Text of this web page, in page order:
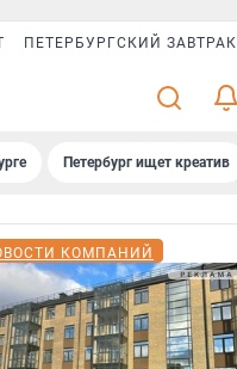
ПЕТЕРБУРГСКИЙ ЗАВТРАК
Петербург ищет креатив
КОМПАНИЙ